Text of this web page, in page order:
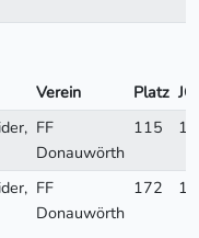
Verein Platz JG
FF
Donauwörth
115
FF
Donauwörth
172